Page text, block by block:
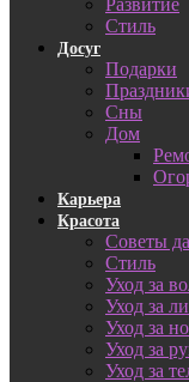
Развитие
Стиль
Досуг
Подарки
Сны
Дом
Карьера
Красота
Советы
Стиль
Уход за
Уход за
Уход за
Уход за
Уход за